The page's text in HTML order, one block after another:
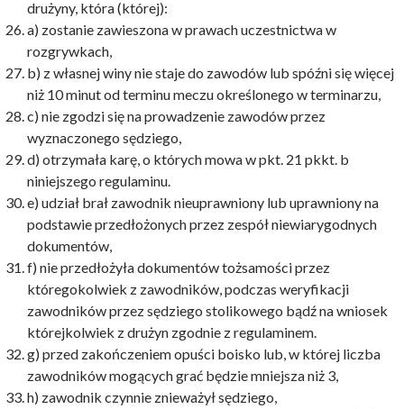
drużyny, która (której):
a) zostanie zawieszona w prawach uczestnictwa w
rozgrywkach,
b) z własnej winy nie staje do zawodów lub spóźni się więcej
niż 10 minut od terminu meczu określonego w terminarzu,
c) nie zgodzi się na prowadzenie zawodów przez
wyznaczonego sędziego,
d) otrzymała karę, o których mowa w pkt. 21 pkkt. b
niniejszego regulaminu.
e) udział brał zawodnik nieuprawniony lub uprawniony na
podstawie przedłożonych przez zespół niewiarygodnych
dokumentów,
f) nie przedłożyła dokumentów tożsamości przez
któregokolwiek z zawodników, podczas weryfikacji
zawodników przez sędziego stolikowego bądź na wniosek
którejkolwiek z drużyn zgodnie z regulaminem.
g) przed zakończeniem opuści boisko lub, w której liczba
zawodników mogących grać będzie mniejsza niż 3,
h) zawodnik czynnie znieważył sędziego,